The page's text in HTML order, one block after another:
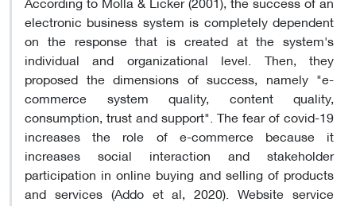
electronic business system is completely dependent
on the response that is created at the system's
individual and organizational level. Then, they
proposed the dimensions of success, namely "e-
commerce system quality, content quality,
consumption, trust and support". The fear of covid-19
increases the role of e-commerce because it
increases social interaction and stakeholder
participation in online buying and selling of products
and services (Addo et al, 2020). Website service